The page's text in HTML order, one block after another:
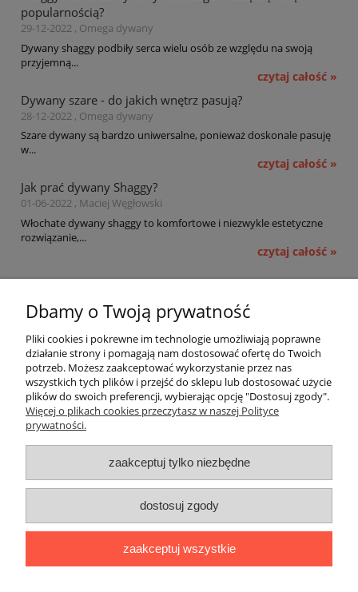
popularnością?
29-12-2022 , Omega dywany
Dywany shaggy podbiły serca wielu osób ze względu na swoją
przyjemną...
czytaj całość »
Dywany szare - do jakich wnętrz pasują?
28-12-2022 , Omega dywany
Szare dywany są bardzo uniwersalne, ponieważ doskonale pasuję
w...
czytaj całość »
Jak prać dywany Shaggy?
01-06-2022 , Maciej Węgłowski
Włochate dywany shaggy to komfortowe i niezwykle estetyczne
rozwiązanie,...
czytaj całość »
Płatności i dostawa
Informacje
O nas
Witosz i Spółka
44-203 Rybnik ul. Brzezińska 50c
telefon:511760570
Facebook
Dbamy o Twoją prywatność
Pliki cookies i pokrewne im technologie umożliwiają poprawne
działanie strony i pomagają nam dostosować ofertę do Twoich
potrzeb. Możesz zaakceptować wykorzystanie przez nas
wszystkich tych plików i przejść do sklepu lub dostosować użycie
plików do swoich preferencji, wybierając opcję "Dostosuj zgody".
Więcej o plikach cookies przeczytasz w naszej Polityce
prywatności.
zaakceptuj tylko niezbędne
dostosuj zgody
zaakceptuj wszystkie